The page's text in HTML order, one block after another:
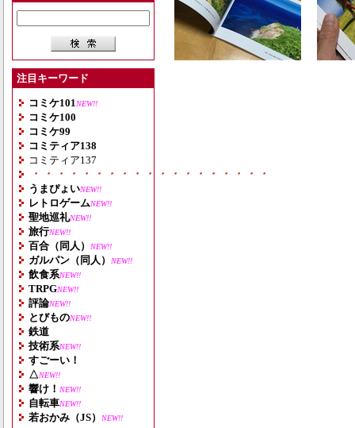
注目キーワード
コミケ101 NEW!!
コミケ100
コミケ99
コミティア138
コミティア137
・・・・・・・・・・・・・・・・・・・
うまぴょいNEW!!
レトロゲームNEW!!
聖地巡礼NEW!!
旅行NEW!!
百合（同人） NEW!!
ガルパン（同人） NEW!!
飲食系NEW!!
TRPGNEW!!
評論NEW!!
とびものNEW!!
鉄道
技術系NEW!!
すごーい！
△NEW!!
響け！ NEW!!
自転車NEW!!
若おかみ（JS） NEW!!